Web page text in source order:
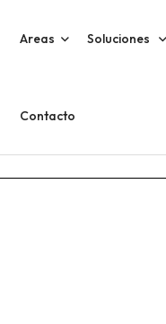
Areas Soluciones
Contacto